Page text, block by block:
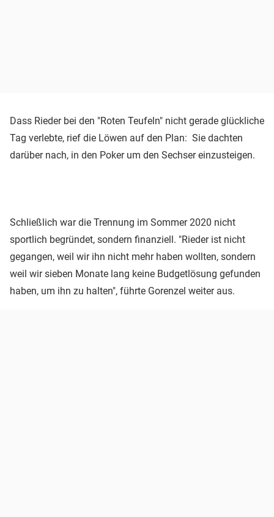
Dass Rieder bei den "Roten Teufeln" nicht gerade glückliche
Tag verlebte, rief die Löwen auf den Plan: Sie dachten
darüber nach, in den Poker um den Sechser einzusteigen.
Schließlich war die Trennung im Sommer 2020 nicht
sportlich begründet, sondern finanziell. "Rieder ist nicht
gegangen, weil wir ihn nicht mehr haben wollten, sondern
weil wir sieben Monate lang keine Budgetlösung gefunden
haben, um ihn zu halten", führte Gorenzel weiter aus.